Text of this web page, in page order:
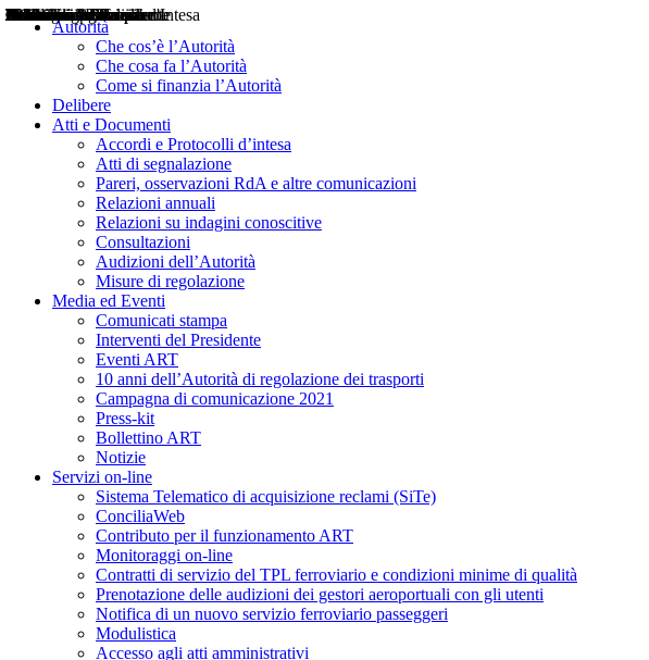
Autorità
Che cos’è l’Autorità
Che cosa fa l’Autorità
Come si finanzia l’Autorità
Delibere
Atti e Documenti
Accordi e Protocolli d’intesa
Atti di segnalazione
Pareri, osservazioni RdA e altre comunicazioni
Relazioni annuali
Relazioni su indagini conoscitive
Consultazioni
Audizioni dell’Autorità
Misure di regolazione
Media ed Eventi
Comunicati stampa
Interventi del Presidente
Eventi ART
10 anni dell’Autorità di regolazione dei trasporti
Campagna di comunicazione 2021
Press-kit
Bollettino ART
Notizie
Servizi on-line
Sistema Telematico di acquisizione reclami (SiTe)
ConciliaWeb
Contributo per il funzionamento ART
Monitoraggi on-line
Contratti di servizio del TPL ferroviario e condizioni minime di qualità
Prenotazione delle audizioni dei gestori aeroportuali con gli utenti
Notifica di un nuovo servizio ferroviario passeggeri
Modulistica
Accesso agli atti amministrativi
Delibere
Pareri
Consultazioni
Audizioni
Atti di Segnalazione
Accordi e Protocolli d'Intesa
Relazioni annuali
Misure di regolazione
Notizie
Comunicati Stampa
Bollettini ART
Convegni ART
Interviste del Presidente
Articoli in primo piano
Interventi del Presidente
2004
2005
2010
2013
2014
2015
2016
2017
2018
2019
202
2020
2021
2022
2023
2024
2025
2026
Aereo
Marittimo
Terrestre